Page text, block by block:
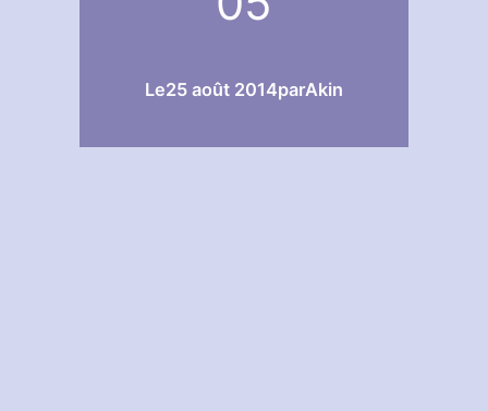
Le25 août 2014parAkin